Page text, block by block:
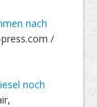
nach
/
noch